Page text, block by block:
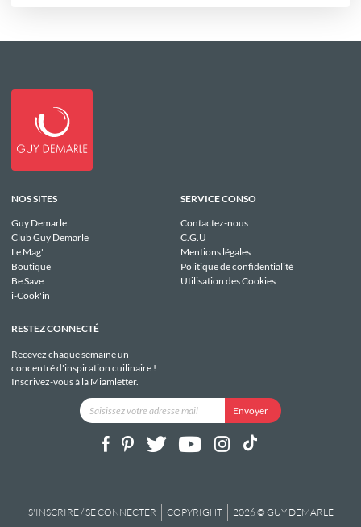
NOS SITES
Guy Demarle
Club Guy Demarle
Le Mag'
Boutique
Be Save
i-Cook'in
SERVICE CONSO
Contactez-nous
C.G.U
Mentions légales
Politique de confidentialité
Utilisation des Cookies
RESTEZ CONNECTÉ
Recevez chaque semaine un
concentré d'inspiration cuilinaire !
Inscrivez-vous à la Miamletter.
S'INSCRIRE / SE CONNECTER COPYRIGHT 2026 © GUY DEMARLE